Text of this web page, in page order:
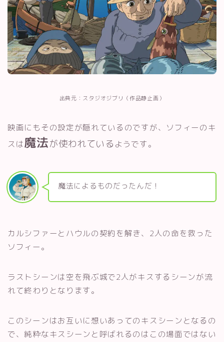
出典元：スタジオジブリ（作品静止画）
映画にもその設定が隠れているのですが、ソフィーのキ
スは魔法が使われている ようです。
魔法によるものだったんだ！
カルシファーとハウルの契約を解き、2人の命を救った
ソフィー。
ラストシーンは空を飛ぶ城で2人がキスするシーンが流
れて終わりとなります。
このシーンはお互いに想いあってのキスシーンとなるの
で、純粋なキスシーンと呼ばれるのはこの場面ではない